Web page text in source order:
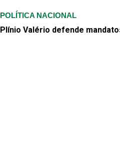
POLÍTICA NACIONAL
Plínio Valério defende